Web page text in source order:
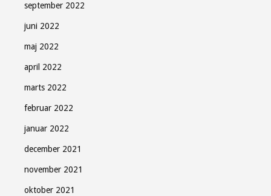
september 2022
juni 2022
maj 2022
april 2022
marts 2022
februar 2022
januar 2022
december 2021
november 2021
oktober 2021
Søndag Aftens nyhedsbrev